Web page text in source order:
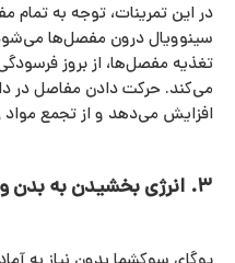
در این تمرینات، توجه به
سینوویال درون مفصل‌ها
تغذیه مفصل‌ها، از بروز
می‌کند. حرکت دادن مفاصل در
افزایش می‌دهد و از تجمع
۳. انرژی‌ بخشیدن به بدن و آرام‌سازی ذهن